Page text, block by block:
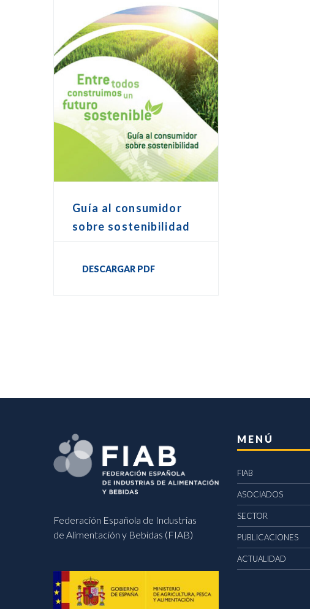
Guía al consumidor
sobre sostenibilidad
DESCARGAR PDF
Federación Española de Industrias
de Alimentación y Bebidas (FIAB)
MENÚ
FIAB
ASOCIADOS
SECTOR
PUBLICACIONES
ACTUALIDAD